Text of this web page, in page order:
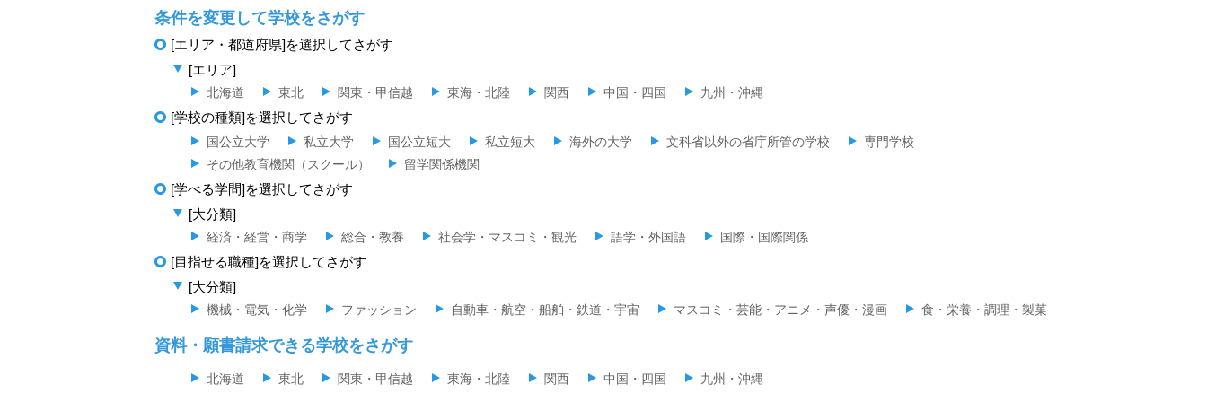
条件を変更して学校をさがす
[エリア・都道府県]を選択してさがす
[エリア]
北海道 東北 関東・甲信越 東海・北陸 関西 中国・四国 九州・沖縄
[学校の種類]を選択してさがす
国公立大学 私立大学 国公立短大 私立短大 海外の大学 文科省以外の省庁所管の学校
専門学校
その他教育機関（スクール）
留学関係機関
[学べる学問]を選択してさがす
[大分類]
経済・経営・商学 総合・教養 社会学・マスコミ・観光 語学・外国語 国際・国際関係
[目指せる職種]を選択してさがす
[大分類]
機械・電気・化学 ファッション 自動車・航空・船舶・鉄道・宇宙 マスコミ・芸能・アニメ・声優・漫画 食・栄養・調理・製菓
資料・願書請求できる学校をさがす
北海道 東北 関東・甲信越 東海・北陸 関西 中国・四国 九州・沖縄